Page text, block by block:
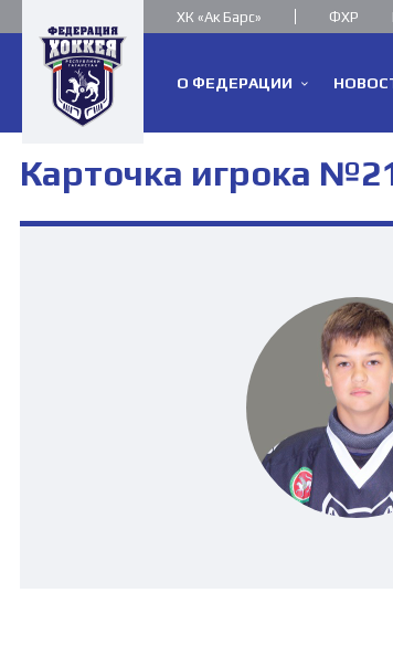
ХК «Ак Барс» ФХР
О ФЕДЕРАЦИИ
Карточка игрока